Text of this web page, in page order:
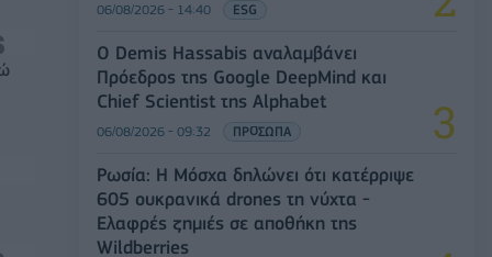
06/08/2026 - 14:40 ESG
Ο Demis Hassabis αναλαμβάνει
Πρόεδρος της Google DeepMind και
Chief Scientist της Alphabet
06/08/2026 - 09:32 ΠΡΟΣΩΠΑ
Ρωσία: Η Μόσχα δηλώνει ότι κατέρριψε
605 ουκρανικά drones τη νύχτα -
Ελαφρές ζημιές σε αποθήκη της
Wildberries